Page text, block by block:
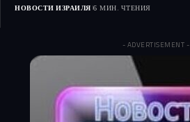
НОВОСТИ ИЗРАИЛЯ 6 МИН. ЧТЕНИЯ
- ADVERTISEMENT -